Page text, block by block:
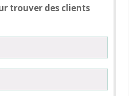
trouver des clients